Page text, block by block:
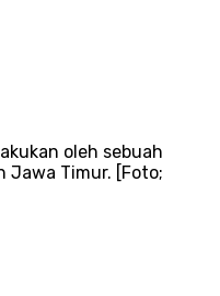
oleh sebuah
Jawa Timur. [Foto;